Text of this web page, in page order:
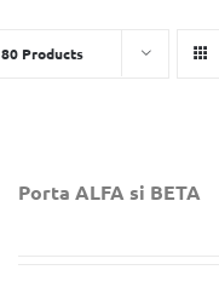
80 Products
Porta ALFA si BETA